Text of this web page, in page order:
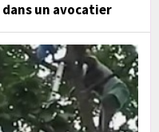
un avocatier